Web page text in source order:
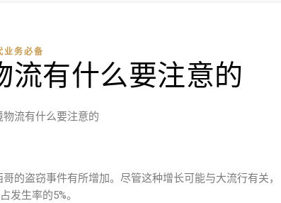
业务必备
流有什么要注意的
物流有什么要注意的
盗窃事件有所增加。尽管这种增长可能与大流行有关，
发生率的5%。